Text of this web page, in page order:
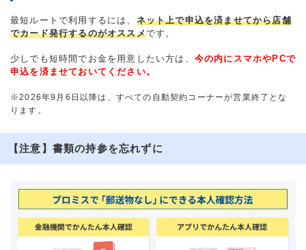
最短ルートで利用するには、 ネット上で申込を済ませてから店舗
でカード発行するのがオススメです。
少しでも短時間でお金を用意したい方は、 今の内にスマホやPCで
申込を済ませておいてください。
※2026年9月6日以降は、すべての自動契約コーナーが営業終了とな
ります。
【注意】書類の持参を忘れずに